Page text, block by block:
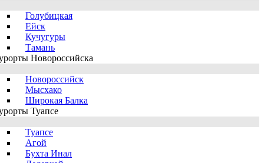
Голубицкая
Ейск
Кучугуры
Тамань
Новороссийска
Новороссийск
Мысхако
Широкая Балка
Туапсе
Туапсе
Агой
Бухта Инал